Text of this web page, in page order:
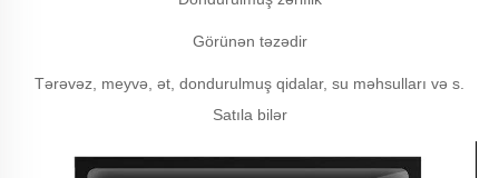
Görünən təzədir
Tərəvəz, meyvə, ət, dondurulmuş qidalar, su məhsulları və s.
Satıla bilər